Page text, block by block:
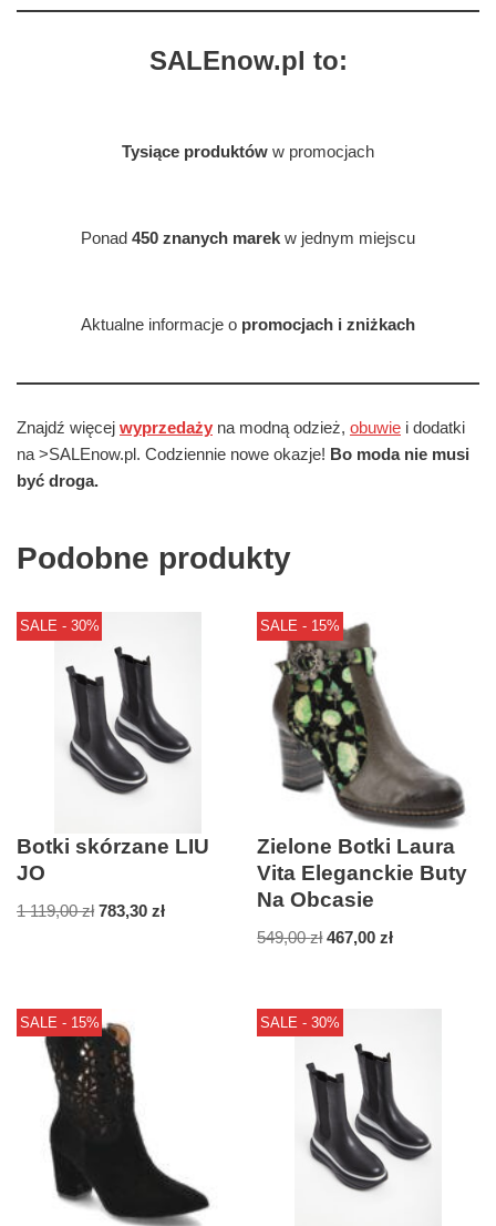
SALEnow.pl to:
Tysiące produktów w promocjach
Ponad 450 znanych marek w jednym miejscu
Aktualne informacje o promocjach i zniżkach
Znajdź więcej wyprzedaży na modną odzież, obuwie i dodatki
na >SALEnow.pl. Codziennie nowe okazje! Bo moda nie musi
być droga.
Podobne produkty
SALE - 30%
Botki skórzane LIU
JO
1 119,00zł 783,30 zł
SALE - 15%
Zielone Botki Laura
Vita Eleganckie Buty
Na Obcasie
549,00zł 467,00zł
SALE - 15% SALE - 30%